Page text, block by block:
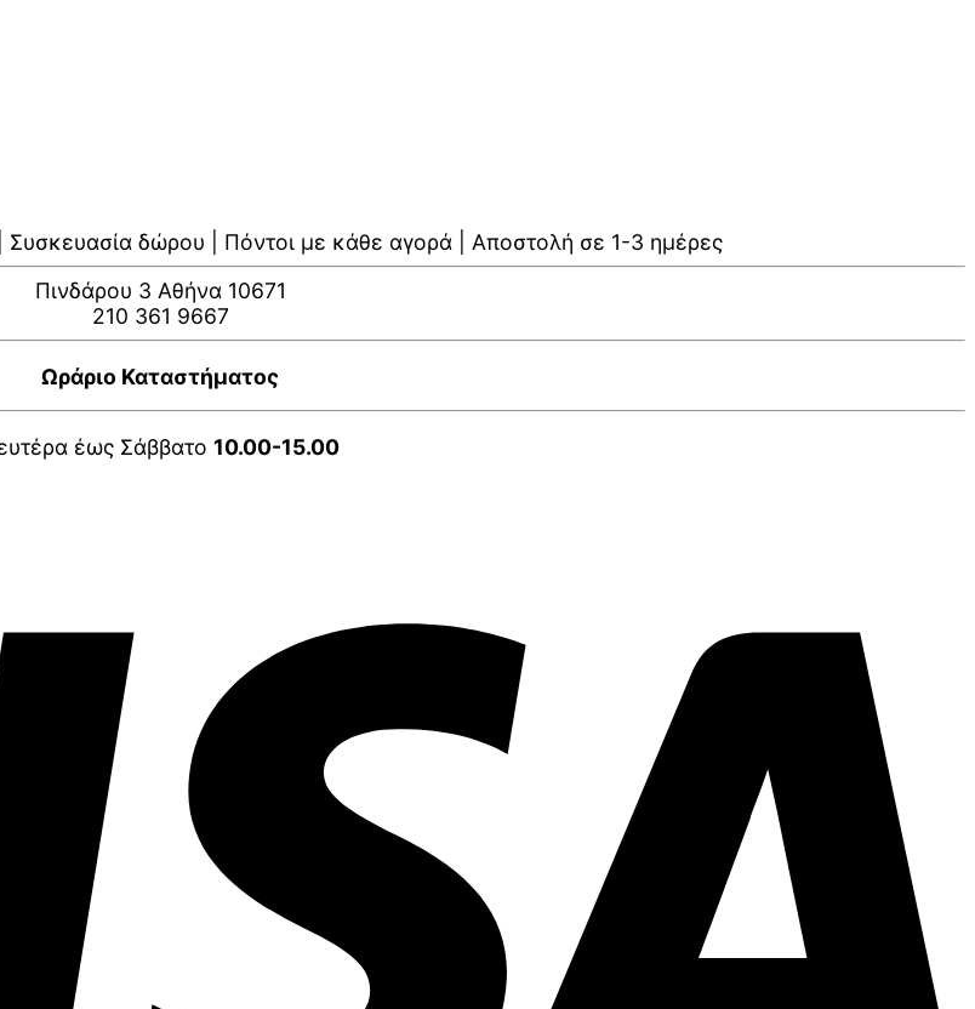
Συσκευασία δώρου | Πόντοι με κάθε αγορά | Αποστολή σε 1-3 ημέρες
Πινδάρου 3 Αθήνα 10671
210 361 9667
Ωράριο Καταστήματος
έως Σάββατο 10.00-15.00